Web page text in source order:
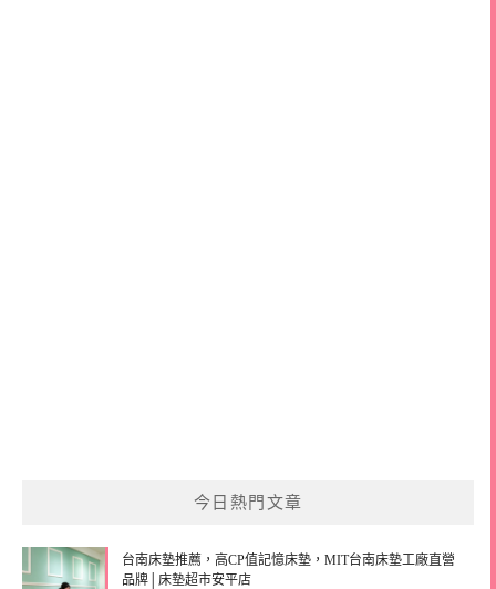
今日熱門文章
台南床墊推薦，高CP值記憶床墊，MIT台南床墊工廠直營
品牌│床墊超市安平店